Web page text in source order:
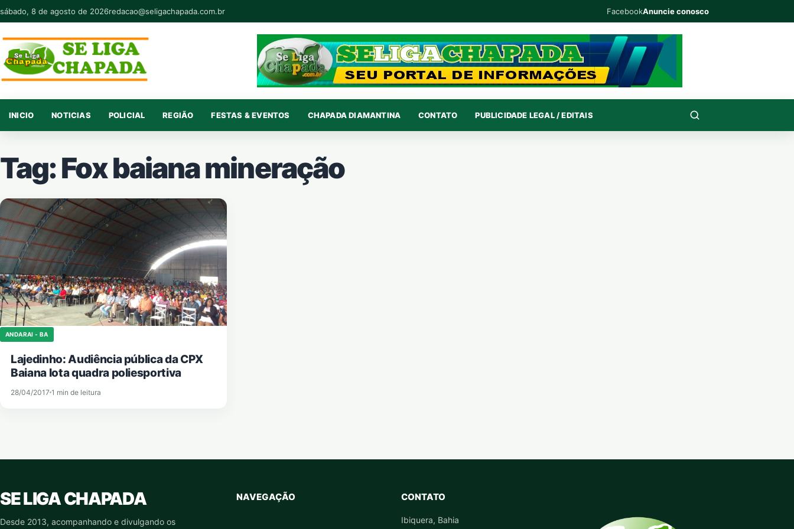
Pular para o conteúdo
sábado, 8 de agosto de 2026redacao@seligachapada.com.br FacebookAnuncie conosco
INICIO NOTICIAS POLICIAL REGIÃO FESTAS & EVENTOS CHAPADA DIAMANTINA CONTATO PUBLICIDADE LEGAL / EDITAIS
Tag:Fox baiana mineração
ANDARAI - BA
Lajedinho: Audiência pública da CPX
Baiana lota quadra poliesportiva
28/04/2017 1 min de leitura
SE LIGA CHAPADA
Desde 2013, acompanhando e divulgando os
NAVEGAÇÃO CONTATO
Ibiquera, Bahia